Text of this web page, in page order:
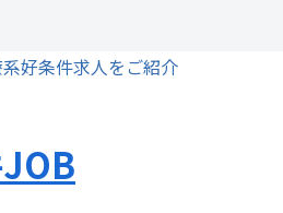
好条件求人をご紹介
JOB